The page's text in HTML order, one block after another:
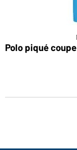
Polo piqué